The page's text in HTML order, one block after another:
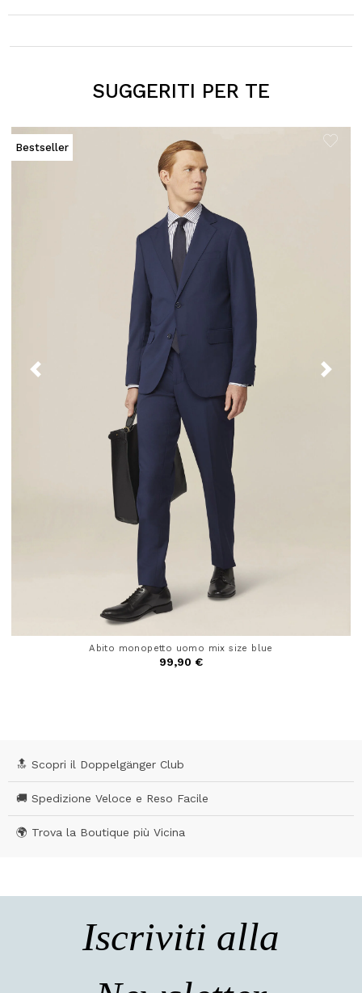
SUGGERITI PER TE
Bestseller
Abito monopetto uomo mix size blue
99,90 €
🔝 Scopri il Doppelgänger Club
🚚 Spedizione Veloce e Reso Facile
🌍 Trova la Boutique più Vicina
Iscriviti alla